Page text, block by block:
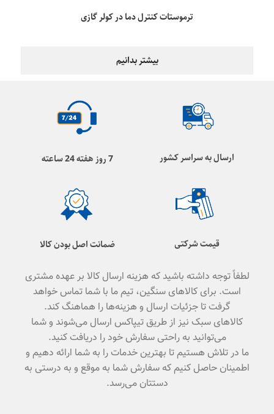
ترموستات کنترل دما در کولر گازی
بیشتر بدانیم
ارسال به سراسر کشور 7 روز هفته 24 ساعته
قیمت شرکتی ضمانت اصل بودن کالا
لطفاً توجه داشته باشید که هزینه ارسال کالا بر عهده مشتری
است. برای کالاهای سنگین، تیم ما با شما تماس خواهد
گرفت تا جزئیات ارسال و هزینه‌ها را هماهنگ کند.
کالاهای سبک نیز از طریق تیپاکس ارسال می‌شوند و شما
می‌توانید به راحتی سفارش خود را دریافت کنید.
ما در تلاش هستیم تا بهترین خدمات را به شما ارائه دهیم و
اطمینان حاصل کنیم که سفارش شما به موقع و به درستی به
دستتان می‌رسد.